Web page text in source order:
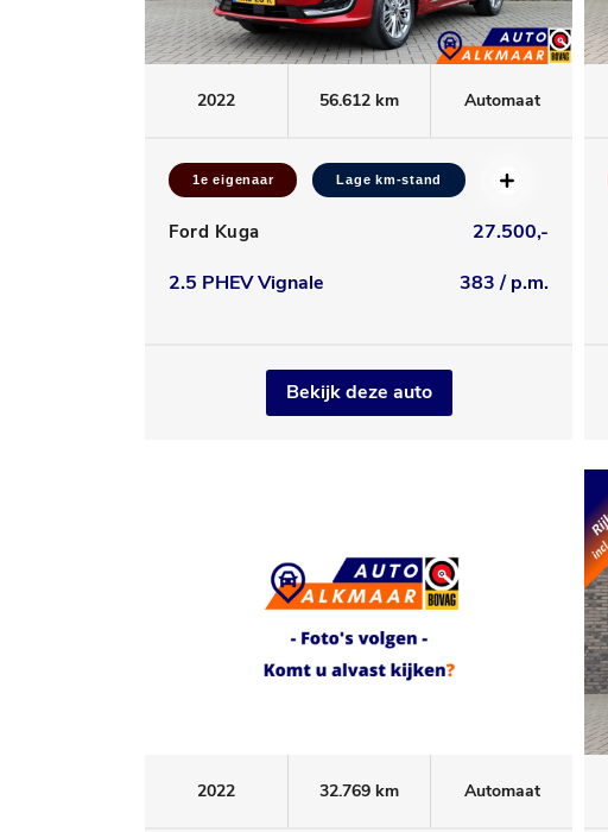
2022 56.612 km Automaat
1e eigenaar Lage km-stand
Ford Kuga
27.500,-
2.5 PHEV Vignale
383 / p.m.
Bekijk deze auto
2022 32.769 km Automaat